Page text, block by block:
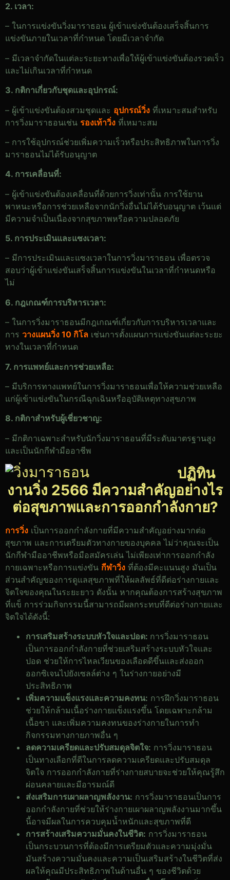
2. เวลา:
– ในการแข่งขันวิ่งมาราธอน ผู้เข้าแข่งขันต้องเสร็จสิ้นการ
แข่งขันภายในเวลาที่กำหนด โดยมีเวลาจำกัด
– มีเวลาจำกัดในแต่ละระยะทางเพื่อให้ผู้เข้าแข่งขันต้องรวดเร็ว
และไม่เกินเวลาที่กำหนด
3. กติกาเกี่ยวกับชุดและอุปกรณ์:
– ผู้เข้าแข่งขันต้องสวมชุดและ อุปกรณ์วิ่ง ที่เหมาะสมสำหรับ
การวิ่งมาราธอนเช่น รองเท้าวิ่ง ที่เหมาะสม
– การใช้อุปกรณ์ช่วยเพิ่มความเร็วหรือประสิทธิภาพในการวิ่ง
มาราธอนไม่ได้รับอนุญาต
4. การเคลื่อนที่:
– ผู้เข้าแข่งขันต้องเคลื่อนที่ด้วยการวิ่งเท่านั้น การใช้ยาน
พาหนะหรือการช่วยเหลือจากนักวิ่งอื่นไม่ได้รับอนุญาต เว้นแต่
มีความจำเป็นเนื่องจากสุขภาพหรือความปลอดภัย
5. การประเมินและแซงเวลา:
– มีการประเมินและแซงเวลาในการวิ่งมาราธอน เพื่อตรวจ
สอบว่าผู้เข้าแข่งขันเสร็จสิ้นการแข่งขันในเวลาที่กำหนดหรือ
ไม่
6. กฎเกณฑ์การบริหารเวลา:
– ในการวิ่งมาราธอนมีกฎเกณฑ์เกี่ยวกับการบริหารเวลาและ
การ วางแผนวิ่ง 10 กิโล เช่นการตั้งแผนการแข่งขันแต่ละระยะ
ทางในเวลาที่กำหนด
7. การแพทย์และการช่วยเหลือ:
– มีบริการทางแพทย์ในการวิ่งมาราธอนเพื่อให้ความช่วยเหลือ
แก่ผู้เข้าแข่งขันในกรณีฉุกเฉินหรืออุบัติเหตุทางสุขภาพ
8. กติกาสำหรับผู้เชี่ยวชาญ:
– มีกติกาเฉพาะสำหรับนักวิ่งมาราธอนที่มีระดับมาตรฐานสูง
และเป็นนักกีฬามืออาชีพ
ปฏิทิน
งานวิ่ง 2566 มีความสำคัญอย่างไร
ต่อสุขภาพและการออกกำลังกาย?
การวิ่ง เป็นการออกกำลังกายที่มีความสำคัญอย่างมากต่อ
สุขภาพ และการเตรียมตัวทางกายของบุคคล ไม่ว่าคุณจะเป็น
นักกีฬามืออาชีพหรือมือสมัครเล่น ไม่เพียงเท่าการออกกำลัง
กายเฉพาะหรือการแข่งขัน กีฬาวิ่ง ที่ต้องมีคะแนนสูง มันเป็น
ส่วนสำคัญของการดูแลสุขภาพที่ให้ผลลัพธ์ที่ดีต่อร่างกายและ
จิตใจของคุณในระยะยาว ดังนั้น หากคุณต้องการสร้างสุขภาพ
ที่แข็ การร่วมกิจกรรมนี้สามารถมีผลกระทบที่ดีต่อร่างกายและ
จิตใจได้ดังนี้:
การเสริมสร้างระบบหัวใจและปอด: การวิ่งมาราธอน
เป็นการออกกำลังกายที่ช่วยเสริมสร้างระบบหัวใจและ
ปอด ช่วยให้การไหลเวียนของเลือดดีขึ้นและส่งออก
ออกซิเจนไปยังเซลล์ต่าง ๆ ในร่างกายอย่างมี
ประสิทธิภาพ
เพิ่มความแข็งแรงและความคงทน: การฝึกวิ่งมาราธอน
ช่วยให้กล้ามเนื้อร่างกายแข็งแรงขึ้น โดยเฉพาะกล้าม
เนื้อขา และเพิ่มความคงทนของร่างกายในการทำ
กิจกรรมทางกายภาพอื่น ๆ
ลดความเครียดและปรับสมดุลจิตใจ: การวิ่งมาราธอน
เป็นทางเลือกที่ดีในการลดความเครียดและปรับสมดุล
จิตใจ การออกกำลังกายที่ร่างกายสบายจะช่วยให้คุณรู้สึก
ผ่อนคลายและมีอารมณ์ดี
ส่งเสริมการเผาผลาญพลังงาน: การวิ่งมาราธอนเป็นการ
ออกกำลังกายที่ช่วยให้ร่างกายเผาผลาญพลังงานมากขึ้น
นี้อาจมีผลในการควบคุมน้ำหนักและสุขภาพที่ดี
การสร้างเสริมความมั่นคงในชีวิต: การวิ่งมาราธอน
เป็นกระบวนการที่ต้องมีการเตรียมตัวและความมุ่งมั่น
มันสร้างความมั่นคงและความเป็นเสริมสร้างในชีวิตที่ส่ง
ผลให้คุณมีประสิทธิภาพในด้านอื่น ๆ ของชีวิตด้วย